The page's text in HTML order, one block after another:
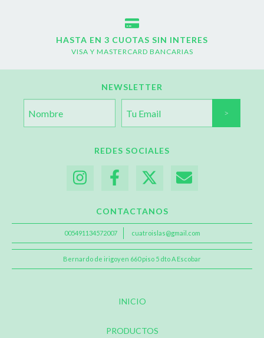
HASTA EN 3 CUOTAS SIN INTERES
VISA Y MASTERCARD BANCARIAS
NEWSLETTER
REDES SOCIALES
CONTACTANOS
005491134572007 cuatroislas@gmail.com
Bernardo de irigoyen 660 piso 5 dto A Escobar
INICIO
PRODUCTOS